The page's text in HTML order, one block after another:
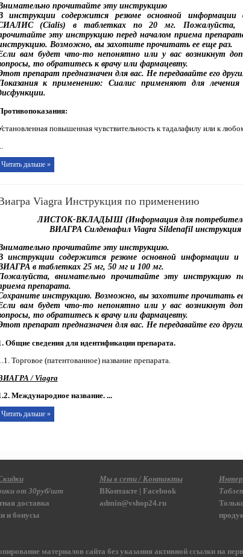
прочитайте эту инструкцию
инструкции содержится резюме основной информации
(Cialis) в таблетках по 20 мг. Пожалуйста,
эту инструкцию перед началом приема
Возможно, вы захотите прочитать ее еще раз.
вам будет что-то непонятно или у вас возникнут
то обратитесь к врачу или фармацевту.
препарат предназначен для вас. Не передавайте его
к применению: Сиалис применяют для лечения
повышенная чувствительность к тадалафилу или к
Читать дальше »
Viagra Инструкция по применению
ЛИСТОК-ВКЛАДЫШ (Информация для
ВИАГРА Cилденафил Viagra Sildenafil инструкция
прочитайте эту инструкцию.
инструкции содержится резюме основной информации и
в таблетках 25 мг, 50 мг и 100 мг.
внимательно прочитайте эту инструкцию
препарата.
инструкцию. Возможно, вы захотите прочитать
вам будет что-то непонятно или у вас возникнут
то обратитесь к врачу или фармацевту.
препарат предназначен для вас. Не передавайте его
Общие сведения для идентификации препарата.
Торговое (патентованное) название препарата.
/ Viagra
Международное название. ...
Читать дальше »
от 30руб/шт
доставка
и бонусы
Мы в сети / Контакты
ВКонтакте | Facebook
admin@vshop24.ru
материалов сайта без указания активной ссылки на